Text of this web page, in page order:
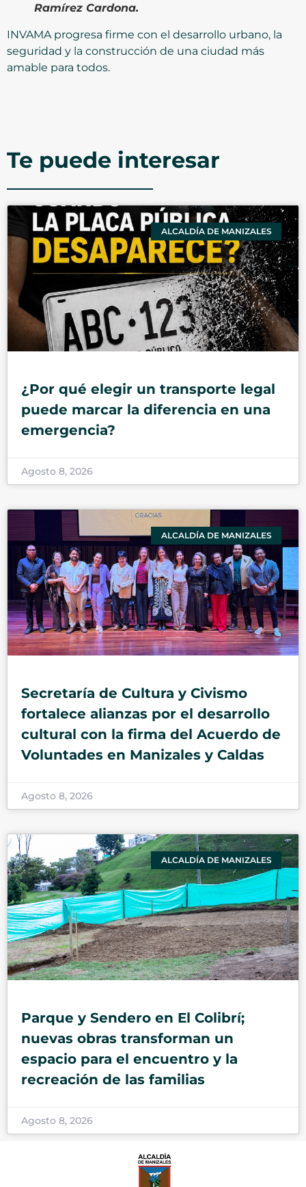
Ramírez Cardona.
INVAMA progresa firme con el desarrollo urbano, la
seguridad y la construcción de una ciudad más
amable para todos.
Te puede interesar
ALCALDÍA DE MANIZALES
¿Por qué elegir un transporte legal
puede marcar la diferencia en una
emergencia?
Agosto 8, 2026
ALCALDÍA DE MANIZALES
Secretaría de Cultura y Civismo
fortalece alianzas por el desarrollo
cultural con la firma del Acuerdo de
Voluntades en Manizales y Caldas
Agosto 8, 2026
ALCALDÍA DE MANIZALES
Parque y Sendero en El Colibrí;
nuevas obras transforman un
espacio para el encuentro y la
recreación de las familias
Agosto 8, 2026